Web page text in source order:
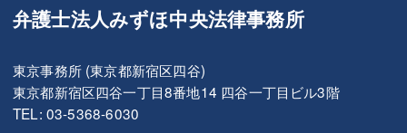
弁護士法人みずほ中央法律事務所
東京事務所 (東京都新宿区四谷)
東京都新宿区四谷一丁目8番地14 四谷一丁目ビル3階
TEL: 03-5368-6030